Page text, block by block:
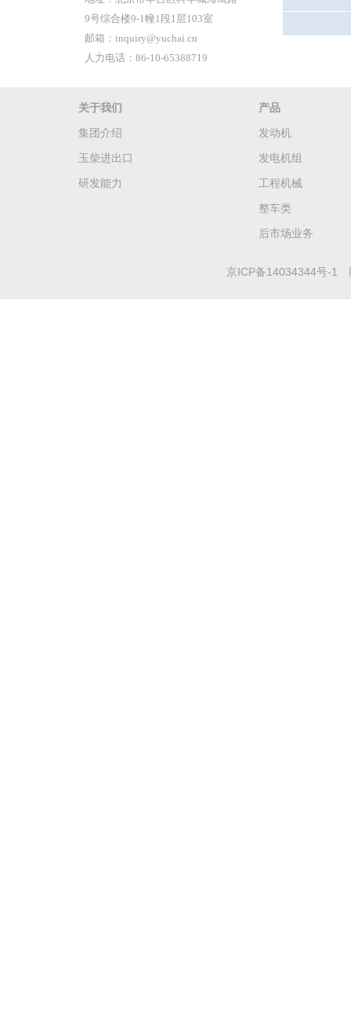
9号综合楼9-1幢1段1层103室
邮箱：inquiry@yuchai.cn
人力电话：86-10-65388719
关于我们
集团介绍
玉柴进出口
研发能力
产品
发动机
发电机组
工程机械
整车类
后市场业务
京ICP备14034344号-1